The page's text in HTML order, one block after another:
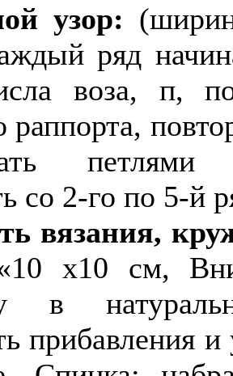
узор:
ряд
воза, п,
раппорта,
со 2-го по 5-й
вязания,
x10 см,
в
прибавления и